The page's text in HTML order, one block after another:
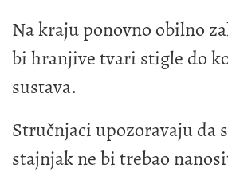
Na kraju ponovno obilno
bi hranjive tvari stigle do
sustava.
Stručnjaci upozoravaju da
stajnjak ne bi trebao